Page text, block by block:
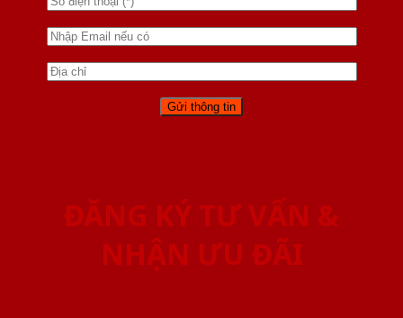
ĐĂNG KÝ TƯ VẤN &
NHẬN ƯU ĐÃI